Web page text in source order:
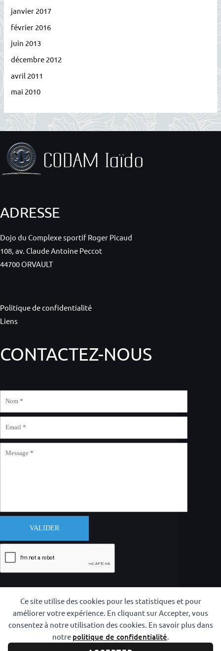
Ce site utilise des cookies pour les statistiques et pour
améliorer votre expérience. En cliquant sur Accepter, vous
consentez à notre utilisation des cookies. En savoir plus dans
notre politique de confidentialité.
janvier 2017
février 2016
juin 2013
décembre 2012
avril 2011
mai 2010
ADRESSE
Dojo du Complexe sportif Roger Picaud
108, av. Claude Antoine Peccot
44700 ORVAULT
Politique de confidentialité
Liens
CONTACTEZ-NOUS
VALIDER
Copyright © 2026 CODAM Iaido